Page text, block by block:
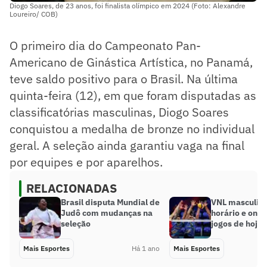
Diogo Soares, de 23 anos, foi finalista olímpico em 2024 (Foto: Alexandre
Loureiro/ COB)
O primeiro dia do Campeonato Pan-
Americano de Ginástica Artística, no Panamá,
teve saldo positivo para o Brasil. Na última
quinta-feira (12), em que foram disputadas as
classificatórias masculinas, Diogo Soares
conquistou a medalha de bronze no individual
geral. A seleção ainda garantiu vaga na final
por equipes e por aparelhos.
RELACIONADAS
Brasil disputa Mundial de
Judô com mudanças na
seleção
Mais Esportes Há 1 ano
VNL
horário e
jogos de hoje
Mais Esportes